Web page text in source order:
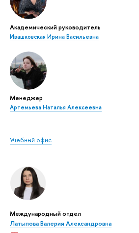
Академический руководитель
Ивашковская Ирина Васильевна
Менеджер
Артемьева Наталья Алексеевна
Учебный офис
Международный отдел
Латыпова Валерия Александровна